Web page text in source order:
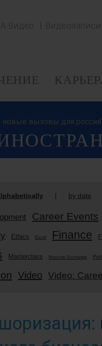
Видео Видеозаписи
вызовы для
| by date
Career Events
Ethics Excel Finance
Masterclass Moscow Exchange
Video Video: